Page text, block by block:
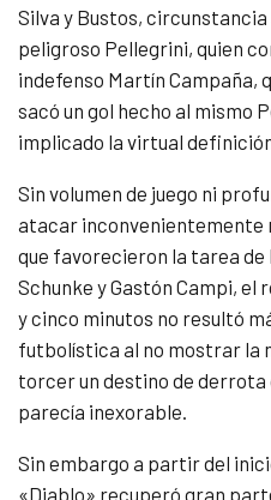
Silva y Bustos,
peligroso Pellegrini, quien
indefenso Martín Campaña,
sacó un gol hecho al mismo
implicado la virtual
Sin volumen de juego ni
atacar inconvenientemente
que favorecieron la tarea
Schunke y Gastón Campi,
y cinco minutos no resultó
futbolística al no mostrar la
torcer un destino de derrota
parecía inexorable.
Sin embargo a partir del
«Diablo» recuperó gran